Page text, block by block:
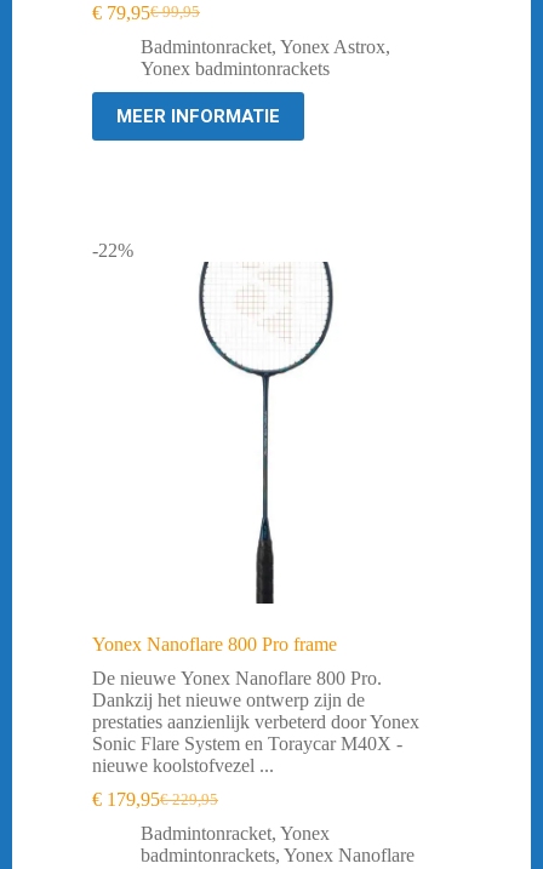
€99,95
Oorspronkelijke
prijs
was:
€ 79,95Huidige
prijs
is:
Badmintonracket, Yonex Astrox,
Yonex badmintonrackets
MEER INFORMATIE
-22%
Yonex Nanoflare 800 Pro frame
De nieuwe Yonex Nanoflare 800 Pro.
Dankzij het nieuwe ontwerp zijn de
prestaties aanzienlijk verbeterd door Yonex
Sonic Flare System en Toraycar M40X -
nieuwe koolstofvezel ...
€229,95
Oorspronkelijke
prijs
was:
€ 179,95Huidige
prijs
is:
Badmintonracket, Yonex
badmintonrackets, Yonex Nanoflare